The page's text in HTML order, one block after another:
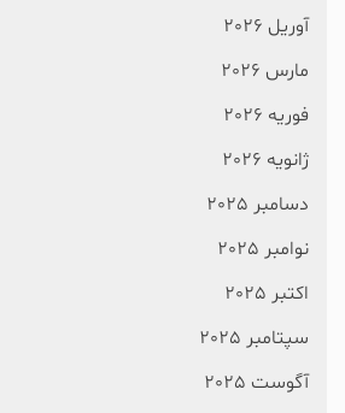
آوریل 2026
مارس 2026
فوریه 2026
ژانویه 2026
دسامبر 2025
نوامبر 2025
اکتبر 2025
سپتامبر 2025
آگوست 2025